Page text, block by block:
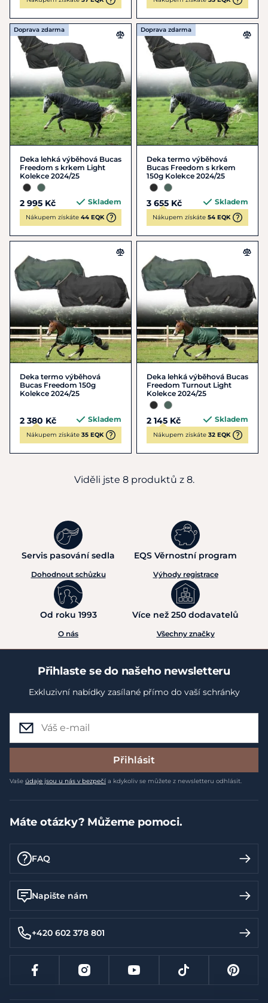
Doprava zdarma
Deka lehká výběhová Bucas
Freedom s krkem Light
Kolekce 2024/25
2 995 Kč Skladem
Nákupem získáte 44 EQK
Doprava zdarma
Deka termo výběhová
Bucas Freedom s krkem
150g Kolekce 2024/25
3 655 Kč Skladem
Nákupem získáte 54 EQK
Deka termo výběhová
Bucas Freedom 150g
Kolekce 2024/25
2 380 Kč Skladem
Nákupem získáte 35 EQK
Deka lehká výběhová Bucas
Freedom Turnout Light
Kolekce 2024/25
2 145 Kč Skladem
Nákupem získáte 32 EQK
Viděli jste 8 produktů z 8.
Servis pasování sedla
Dohodnout schůzku
EQS Věrnostní program
Výhody registrace
Od roku 1993
O nás
Více než 250 dodavatelů
Všechny značky
Přihlaste se do našeho newsletteru
Exkluzivní nabídky zasílané přímo do vaší schránky
Přihlásit
Vaše údaje jsou u nás v bezpečí a kdykoliv se můžete z newsletteru odhlásit.
Máte otázky? Můžeme pomoci.
FAQ
Napište nám
+420 602 378 801